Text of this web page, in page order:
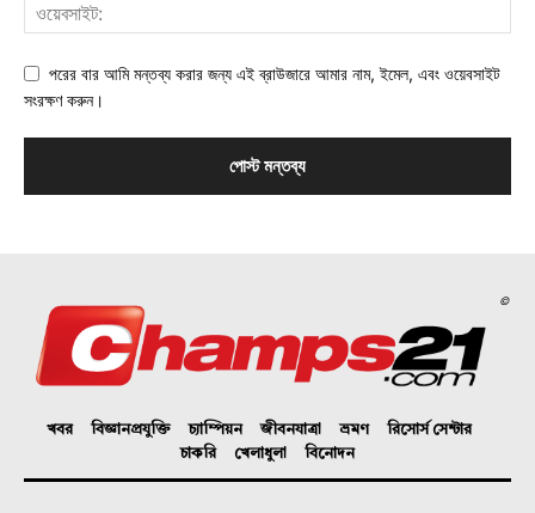
পরের বার আমি মন্তব্য করার জন্য এই ব্রাউজারে আমার নাম, ইমেল, এবং ওয়েবসাইট
সংরক্ষণ করুন।
©
খবর বিজ্ঞানপ্রযুক্তি চ্যাম্পিয়ন জীবনযাত্রা ভ্রমণ
রিসোর্স সেন্টার
চাকরি
খেলাধুলা বিনোদন